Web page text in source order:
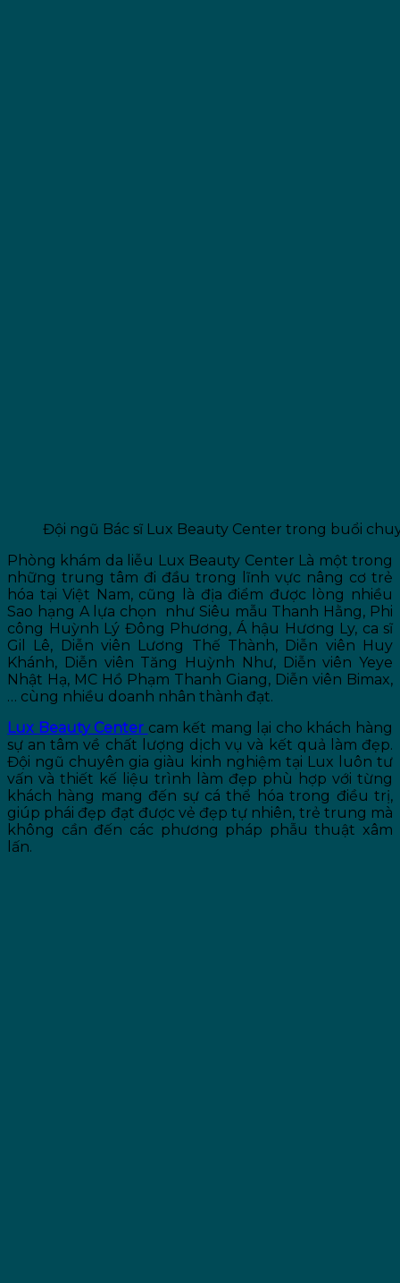
Đội ngũ Bác sĩ Lux Beauty Center trong buổi
Phòng khám da liễu Lux Beauty Center Là một trong
những trung tâm đi đầu trong lĩnh vực nâng cơ trẻ
hóa tại Việt Nam, cũng là địa điểm được lòng nhiều
Sao hạng A lựa chọn như Siêu mẫu Thanh Hằng, Phi
công Huỳnh Lý Đông Phương, Á hậu Hương Ly, ca sĩ
Gil Lê, Diễn viên Lương Thế Thành, Diễn viên Huy
Khánh, Diễn viên Tăng Huỳnh Như, Diễn viên Yeye
Nhật Hạ, MC Hồ Phạm Thanh Giang, Diễn viên Bimax,
… cùng nhiều doanh nhân thành đạt.
Lux Beauty Center cam kết mang lại cho khách hàng
sự an tâm về chất lượng dịch vụ và kết quả làm đẹp.
Đội ngũ chuyên gia giàu kinh nghiệm tại Lux luôn tư
vấn và thiết kế liệu trình làm đẹp phù hợp với từng
khách hàng mang đến sự cá thể hóa trong điều trị,
giúp phái đẹp đạt được vẻ đẹp tự nhiên, trẻ trung mà
không cần đến các phương pháp phẫu thuật xâm
lấn.